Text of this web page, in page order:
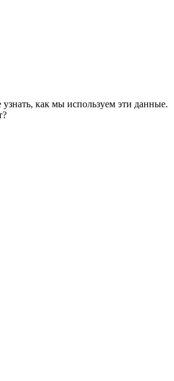
как мы используем эти данные.